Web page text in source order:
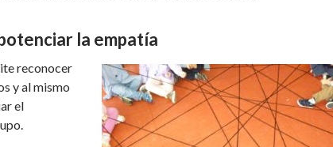
la empatía
reconocer
y al mismo
el